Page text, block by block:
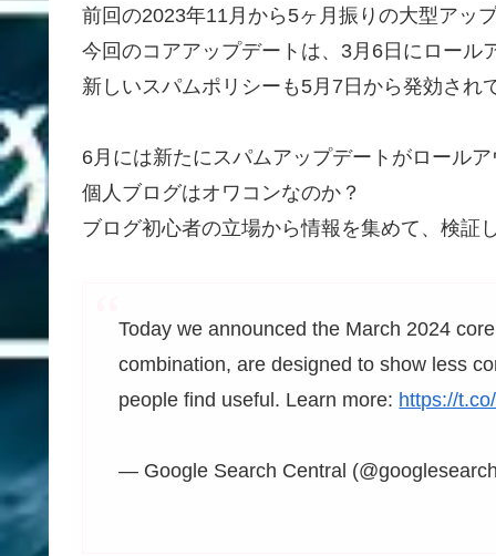
前回の2023年11月から5ヶ月振りの大型アッ
今回のコアアップデートは、3月6日にロール
新しいスパムポリシーも5月7日から発効され
6月には新たにスパムアップデートがロール
個人ブログはオワコンなのか？
ブログ初心者の立場から情報を集めて、検証
Today we announced the March 2024
combination, are designed to show less
people find useful. Learn more: https://
— Google Search Central